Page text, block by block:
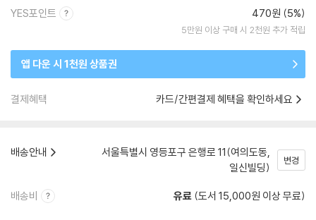
YES포인트 470원 (5%)
5만원 이상 구매 시 2천원 추가 적립
앱 다운 시 1천원 상품권
결제혜택 카드/간편결제 혜택을 확인하세요
배송안내
서울특별시 영등포구 은행로 11(여의도동,
일신빌딩)
변경
배송비 유료 (도서 15,000원 이상 무료)